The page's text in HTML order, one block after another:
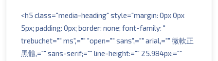
<h5 class="media-heading" style="margin: 0px 0px
5px; padding: 0px; border: none; font-family: "
trebuchet="" ms",="" "open="" sans",="" arial,="" 微軟正
黑體,="" sans-serif;="" line-height:="" 25.984px;=""